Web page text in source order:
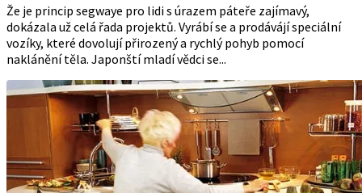
Že je princip segwaye pro lidi s úrazem páteře zajímavý,
dokázala už celá řada projektů. Vyrábí se a prodávájí speciální
vozíky, které dovolují přirozený a rychlý pohyb pomocí
naklánění těla. Japonští mladí vědci se...